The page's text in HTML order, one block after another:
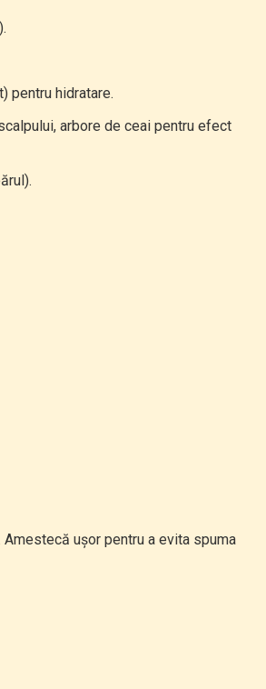
pentru hidratare.
arbore de ceai pentru efect
ușor pentru a evita spuma